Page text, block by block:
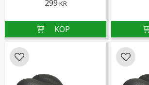
299 KR
Lägg till i favoriter Lägg